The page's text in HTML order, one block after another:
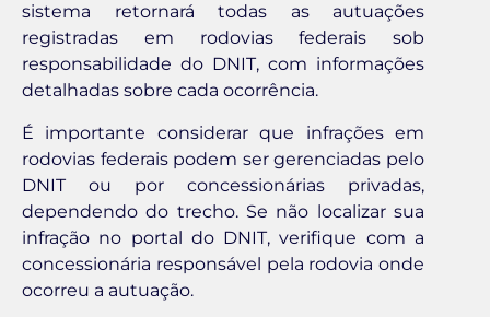
sistema retornará todas as autuações
registradas em rodovias federais sob
responsabilidade do DNIT, com informações
detalhadas sobre cada ocorrência.
É importante considerar que infrações em
rodovias federais podem ser gerenciadas pelo
DNIT ou por concessionárias privadas,
dependendo do trecho. Se não localizar sua
infração no portal do DNIT, verifique com a
concessionária responsável pela rodovia onde
ocorreu a autuação.